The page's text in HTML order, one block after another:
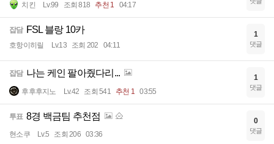
치킨 Lv.99 조회 818 추천 1 04:17
잡담 FSL 블랑 10카
호항이히릴 Lv.13 조회 202 04:11
1
댓글
잡담 나는 케인 팔아줬다리...
후후후지노 Lv.42 조회 541 추천 1 03:55
1
댓글
투표 8경 백금팀 추천점
현소쿠 Lv.5 조회 206 03:36
0
댓글